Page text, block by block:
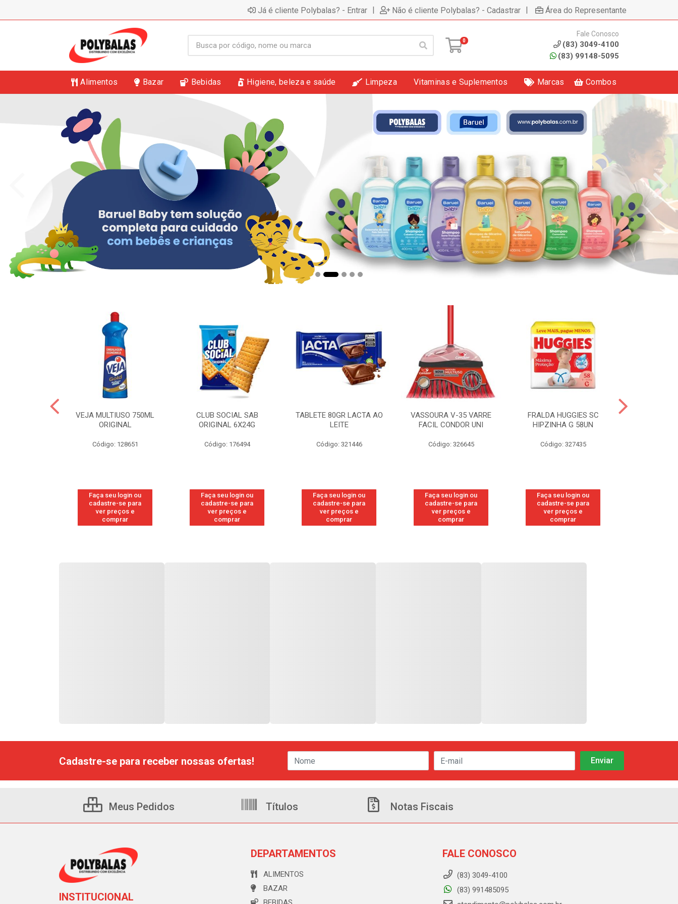
Já é cliente Polybalas? - Entrar | Não é cliente Polybalas? - Cadastrar | Área do Representante
0
Fale Conosco
(83) 3049-4100
(83) 99148-5095
Alimentos Bazar Bebidas Higiene, beleza e saúde Limpeza Vitaminas e Suplementos Marcas Combos
VEJA MULTIUSO 750ML
ORIGINAL
Código: 128651
Faça seu login ou
cadastre-se para
ver preços e
comprar
CLUB SOCIAL SAB
ORIGINAL 6X24G
Código: 176494
Faça seu login ou
cadastre-se para
ver preços e
comprar
TABLETE 80GR LACTA AO
LEITE
Código: 321446
Faça seu login ou
cadastre-se para
ver preços e
comprar
VASSOURA V-35 VARRE
FACIL CONDOR UNI
Código: 326645
Faça seu login ou
cadastre-se para
ver preços e
comprar
FRALDA HUGGIES SC
HIPZINHA G 58UN
Código: 327435
Faça seu login ou
cadastre-se para
ver preços e
comprar
Cadastre-se para receber nossas ofertas!
Meus Pedidos Títulos Notas Fiscais
INSTITUCIONAL
DEPARTAMENTOS
ALIMENTOS
BAZAR
FALE CONOSCO
(83) 3049-4100
(83) 991485095